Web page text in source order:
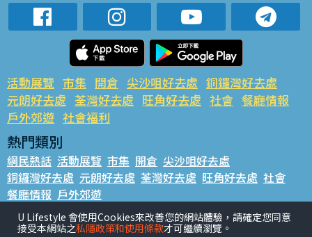
活動展覽 市集 開倉 尖沙咀好去處 銅鑼灣好去處
元朗好去處 荃灣好去處 旺角好去處 社會 餐廳情報
戶外郊遊 社會福利
熱門類別
網民熱話 活動展覽 市集 開倉 尖沙咀好去處
銅鑼灣好去處 元朗好去處 荃灣好去處 旺角好去處 社會
餐廳情報 戶外郊遊
熱門標籤
U Lifestyle 會使用Cookies來改善您的網站體驗，請確定您同意
接受本網站之私隱政策和使用條款才可繼續瀏覽。